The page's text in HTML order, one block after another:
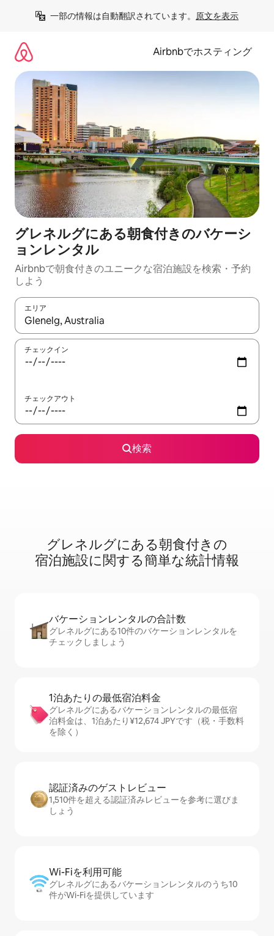
一部の情報は自動翻訳されています。 原文を表示
Airbnbでホスティング
グレネルグにある朝食付きのバケーシ
ョンレンタル
Airbnbで朝食付きのユニークな宿泊施設を検索・予約
しよう
エリア
検索結果が表示されたら、上下の矢印キーを使って移動するか
チェックイン
チェックアウト
検索
グレネルグに⁠あ⁠る朝⁠食⁠付⁠き⁠の
宿⁠泊⁠施⁠設⁠に関⁠す⁠る簡⁠単⁠な統⁠計⁠情⁠報
バケーションレ⁠ン⁠タ⁠ル⁠の合⁠計⁠数
グレネルグにある10件のバケーションレンタルを
チェックしましょう
1泊あたりの最⁠低⁠宿⁠泊⁠料⁠金
グレネルグにあるバケーションレンタルの最低宿
泊料金は、1泊あたり¥12,674 JPYです（税・手数料
を除く）
認証済みのゲ⁠ス⁠ト⁠レ⁠ビ⁠ュ⁠ー
1,510件を超える認証済みレビューを参考に選びま
しょう
Wi-Fiを利⁠用⁠可⁠能
グレネルグにあるバケーションレンタルのうち10
件がWi-Fiを提供しています